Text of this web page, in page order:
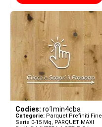
Codies: ro1min4cba
Categorie: Parquet Prefiniti Fine
Serie 0-15 Mq, PARQUET MAXI